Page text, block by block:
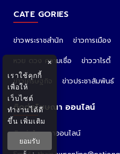
CATE GORIES
ข่าวพระราชสำนัก ข่าวการเมือง
หวย ดวง ความเชื่อ
ข่าววาไรตี้
ข่าวเศรษฐกิจ
ข่าวประชาสัมพันธ์
ติดต่อโฆษณา ออนไลน์
ติดต่อโฆษณาออนไลน์
คุณอ้อ
×
เราใช้คุกกี้
เพื่อให้
เว็บไซต์
ทำงานได้ดี
ขึ้น เพิ่มเติม
ยอมรับ